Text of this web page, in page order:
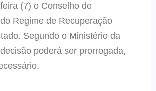
(7) o Conselho de
Regime de Recuperação
Segundo o Ministério da
poderá ser prorrogada,